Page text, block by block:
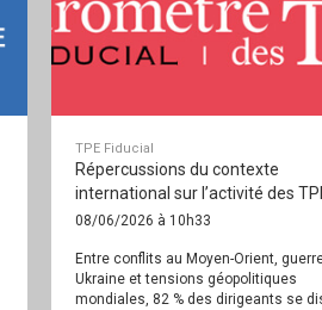
TPE Fiducial
Répercussions du contexte
international sur l’activité des
08/06/2026 à 10h33
Entre conflits au Moyen-Orient,
Ukraine et tensions géopolitiques
mondiales, 82 % des dirigeants se